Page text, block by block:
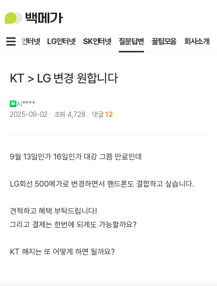
백
메
KT인터넷 LG인터넷 SK인터넷 질문답변 꿀팁모음 회사소개
메
KT > LG 변경 원합니다
시****
2025-09-02
조회 4,728 댓글 12
9월 13일인가 16일인가 대강 그쯤 만료인데
LG회선 500메가로 변경하면서 핸드폰도 결합하고 싶습니다.
견적하고 혜택 부탁드립니다!
그리고 결제는 한번에 되게도 가능할까요?
KT 해지는 또 어떻게 하면 될까요?